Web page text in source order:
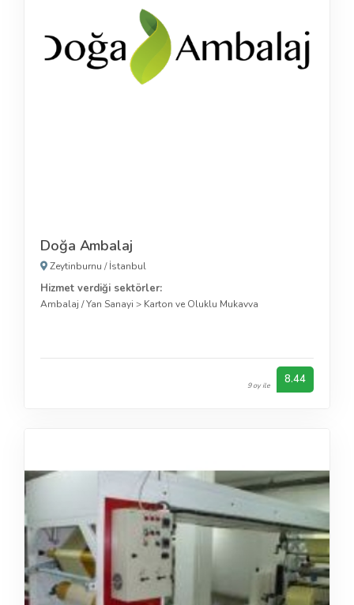
Doğa Ambalaj
Zeytinburnu /İstanbul
Hizmet verdiği sektörler:
Ambalaj / Yan Sanayi > Karton ve Oluklu Mukavva
9 oy ile 8.44